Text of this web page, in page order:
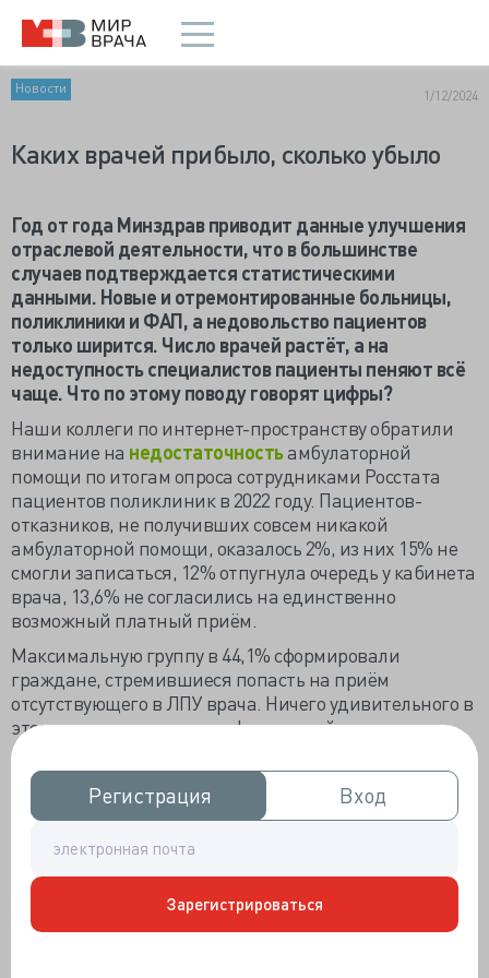
Регистрация
Регистрация Вход
Вход
Зарегистрироваться
Новости 1/12/2024
Каких врачей прибыло, сколько убыло
Год от года Минздрав приводит данные улучшения
отраслевой деятельности, что в большинстве
случаев подтверждается статистическими
данными. Новые и отремонтированные больницы,
поликлиники и ФАП, а недовольство пациентов
только ширится. Число врачей растёт, а на
недоступность специалистов пациенты пеняют всё
чаще. Что по этому поводу говорят цифры?
Наши коллеги по интернет-пространству обратили
внимание на недостаточностьамбулаторной
помощи по итогам опроса сотрудниками Росстата
пациентов поликлиник в 2022 году. Пациентов-
отказников, не получивших совсем никакой
амбулаторной помощи, оказалось 2%, из них 15% не
смогли записаться, 12% отпугнула очередь у кабинета
врача, 13,6% не согласились на единственно
возможный платный приём.
Максимальную группу в 44,1% сформировали
граждане, стремившиеся попасть на приём
отсутствующего в ЛПУ врача. Ничего удивительного в
этом нет, как показали цифры свежайшего
справочника
отчитавшегося о состоянии отрасли в 2022 году, когда
во всём здравоохранительном процессе было занято 4
млн 443 тыс. разных специалистов.
Непосредственно в ЛПУ всех форм собственности
трудится 2 591 700 человек, ещё 534,7 тысячи заняты в
медицинской и стоматологической практике.
Подавляющее большинство в 82,4% работает в